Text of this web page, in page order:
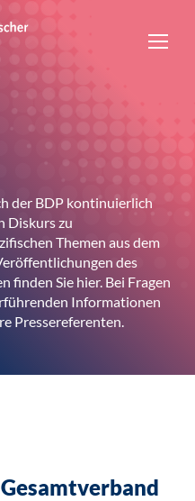
der BDP kontinuierlich
Diskurs zu
Themen aus dem
des
finden Sie hier. Bei Fragen
Informationen
Pressereferenten.